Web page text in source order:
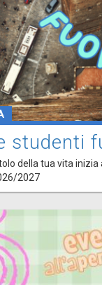
studenti
della tua vita
2027